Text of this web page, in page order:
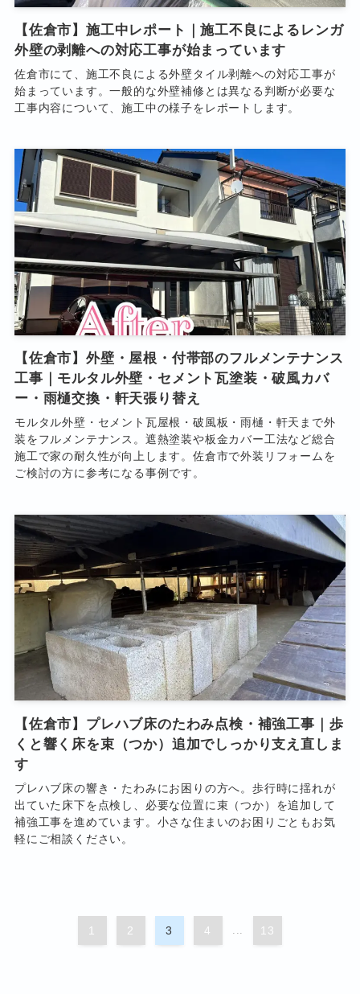
【佐倉市】施工中レポート｜施工不良によるレンガ
外壁の剥離への対応工事が始まっています
佐倉市にて、施工不良による外壁タイル剥離への対応工事が
始まっています。一般的な外壁補修とは異なる判断が必要な
工事内容について、施工中の様子をレポートします。
【佐倉市】外壁・屋根・付帯部のフルメンテナンス
工事｜モルタル外壁・セメント瓦塗装・破風カバ
ー・雨樋交換・軒天張り替え
モルタル外壁・セメント瓦屋根・破風板・雨樋・軒天まで外
装をフルメンテナンス。遮熱塗装や板金カバー工法など総合
施工で家の耐久性が向上します。佐倉市で外装リフォームを
ご検討の方に参考になる事例です。
【佐倉市】プレハブ床のたわみ点検・補強工事｜歩
くと響く床を束（つか）追加でしっかり支え直しま
す
プレハブ床の響き・たわみにお困りの方へ。歩行時に揺れが
出ていた床下を点検し、必要な位置に束（つか）を追加して
補強工事を進めています。小さな住まいのお困りごともお気
軽にご相談ください。
1 2 3 4 13